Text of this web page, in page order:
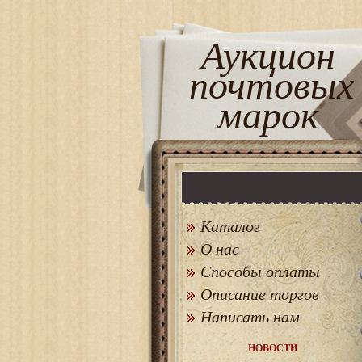
Аукцион
почтовых
марок
Каталог
О нас
Способы оплаты
Описание торгов
Написать нам
НОВОСТИ